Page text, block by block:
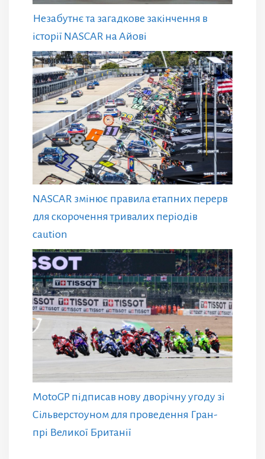
Незабутнє та загадкове закінчення в
історії NASCAR на Айові
NASCAR змінює правила етапних перерв
для скорочення тривалих періодів
caution
MotoGP підписав нову дворічну угоду зі
Сільверстоуном для проведення Гран-
прі Великої Британії